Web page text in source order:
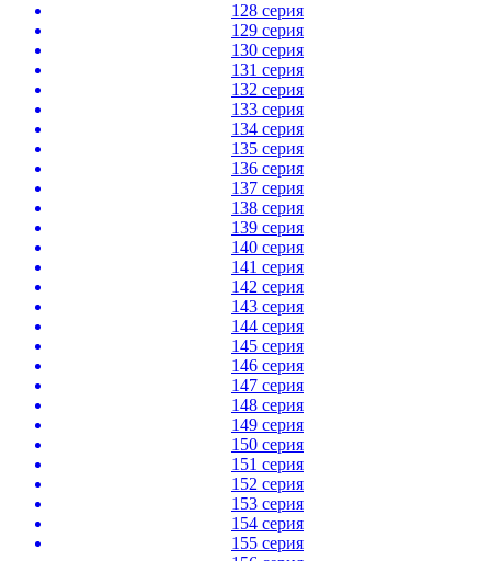
128 серия
129 серия
130 серия
131 серия
132 серия
133 серия
134 серия
135 серия
136 серия
137 серия
138 серия
139 серия
140 серия
141 серия
142 серия
143 серия
144 серия
145 серия
146 серия
147 серия
148 серия
149 серия
150 серия
151 серия
152 серия
153 серия
154 серия
155 серия